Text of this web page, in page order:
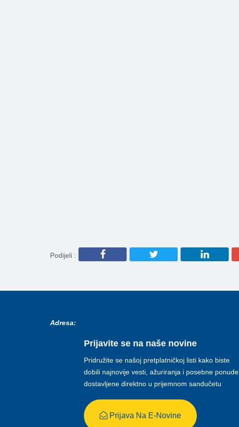
Podijeli :
Adresa:
Prijavite se na naše novine
Pridružite se našoj pretplatničkoj listi kako biste
dobili najnovije vesti, ažuriranja i posebne ponude
dostavljene direktno u prijemnom sandučetu
Prijava Na E-Novine